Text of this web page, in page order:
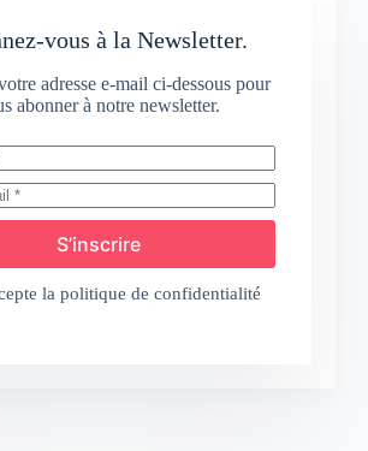
vous à la Newsletter.
adresse e-mail ci-dessous pour
abonner à notre newsletter.
S’inscrire
la politique de confidentialité